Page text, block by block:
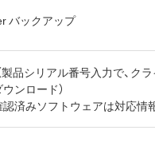
バックアップ
製品シリアル番号入力で、ク
ンロード）
済みソフトウェアは対応情